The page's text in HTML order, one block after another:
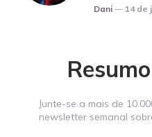
Posted
Dani 14 de
Junte-se a mais de
newsletter semanal